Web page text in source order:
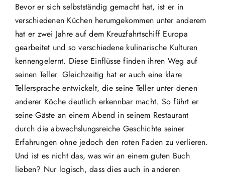
Bevor er sich selbstständig gemacht hat, ist er in
verschiedenen Küchen herumgekommen unter anderem
hat er zwei Jahre auf dem Kreuzfahrtschiff Europa
gearbeitet und so verschiedene kulinarische Kulturen
kennengelernt. Diese Einflüsse finden ihren Weg auf
seinen Teller. Gleichzeitig hat er auch eine klare
Tellersprache entwickelt, die seine Teller unter denen
anderer Köche deutlich erkennbar macht. So führt er
seine Gäste an einem Abend in seinem Restaurant
durch die abwechslungsreiche Geschichte seiner
Erfahrungen ohne jedoch den roten Faden zu verlieren.
Und ist es nicht das, was wir an einem guten Buch
lieben? Nur logisch, dass dies auch in anderen